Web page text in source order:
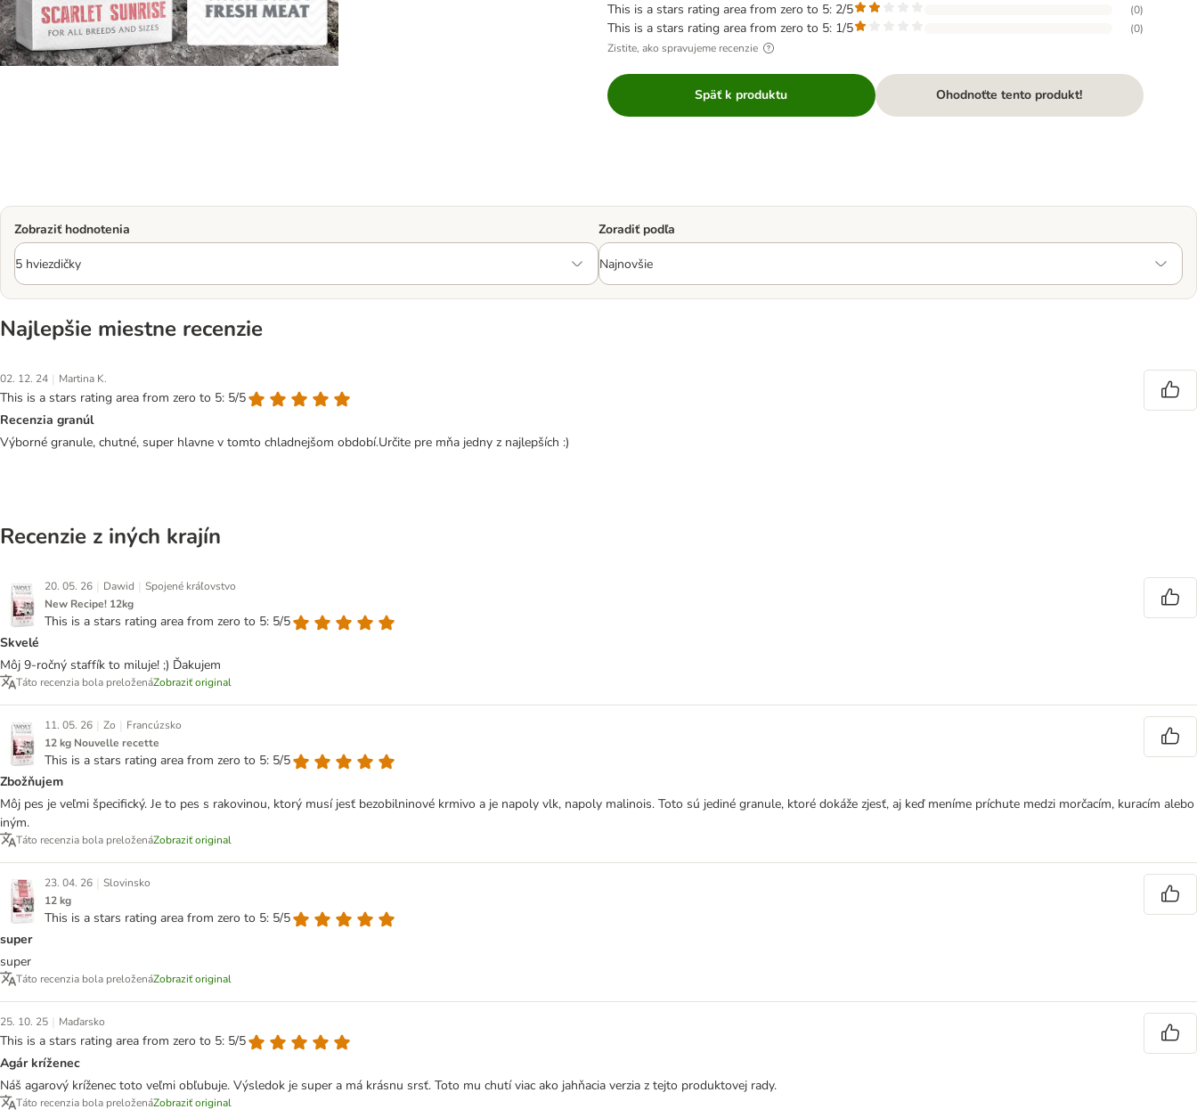
This is a stars rating area from zero to 5: 2/5 (0)
This is a stars rating area from zero to 5: 1/5 (0)
Zistite, ako spravujeme recenzie
Späť k produktu Ohodnoťte tento produkt!
Zobraziť hodnotenia Zoradiť podľa
Najlepšie miestne recenzie
02. 12. 24 | Martina K.
This is a stars rating area from zero to 5: 5/5
Recenzia granúl
Výborné granule, chutné, super hlavne v tomto chladnejšom období.Určite pre mňa jedny z najlepších :)
Recenzie z iných krajín
20. 05. 26 | Dawid | Spojené kráľovstvo
New Recipe! 12kg
This is a stars rating area from zero to 5: 5/5
Skvelé
Môj 9-ročný staffík to miluje! ;) Ďakujem
Táto recenzia bola preloženáZobraziť original
11. 05. 26 | Zo | Francúzsko
12 kg Nouvelle recette
This is a stars rating area from zero to 5: 5/5
Zbožňujem
Môj pes je veľmi špecifický. Je to pes s rakovinou, ktorý musí jesť bezobilninové krmivo a je napoly vlk, napoly malinois. Toto sú jediné granule, ktoré dokáže zjesť, aj keď meníme príchute medzi morčacím, kuracím alebo
iným.
Táto recenzia bola preloženáZobraziť original
23. 04. 26 | Slovinsko
12 kg
This is a stars rating area from zero to 5: 5/5
super
super
Táto recenzia bola preloženáZobraziť original
25. 10. 25 | Maďarsko
This is a stars rating area from zero to 5: 5/5
Agár kríženec
Náš agarový kríženec toto veľmi obľubuje. Výsledok je super a má krásnu srsť. Toto mu chutí viac ako jahňacia verzia z tejto produktovej rady.
Táto recenzia bola preloženáZobraziť original